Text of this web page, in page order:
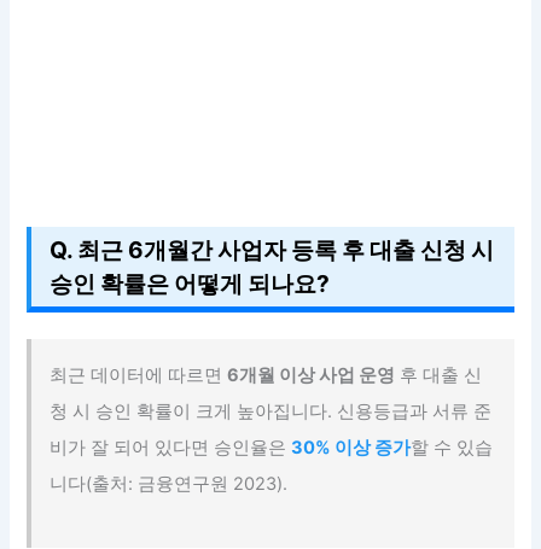
Q. 최근 6개월간 사업자 등록 후 대출 신청 시
승인 확률은 어떻게 되나요?
최근 데이터에 따르면6개월 이상 사업 운영 후 대출 신
청 시 승인 확률이 크게 높아집니다. 신용등급과 서류 준
비가 잘 되어 있다면 승인율은30% 이상 증가할 수 있습
니다(출처: 금융연구원 2023).